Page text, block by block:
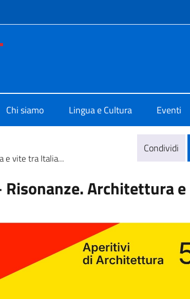
Chi siamo Lingua e Cultura Eventi
e vite tra Italia...
Condividi
Architettura e